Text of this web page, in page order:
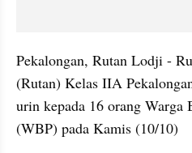
Pekalongan, Rutan Lodji -
(Rutan) Kelas IIA
urin kepada 16 orang Warga
(WBP) pada Kamis (10/10)